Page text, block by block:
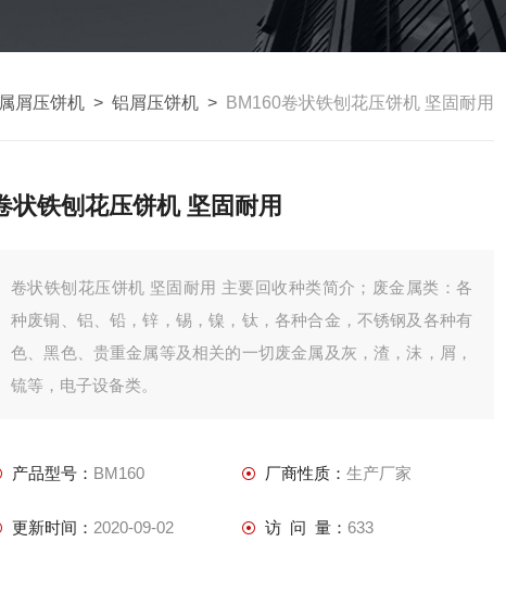
属屑压饼机 > 铝屑压饼机 > BM160卷状铁刨花压饼机 坚固耐用
状铁刨花压饼机 坚固耐用
卷状铁刨花压饼机 坚固耐用 主要回收种类简介；废金属类：各
种废铜、铝、铅，锌，锡，镍，钛，各种合金，不锈钢及各种有
色、黑色、贵重金属等及相关的一切废金属及灰，渣，沫，屑，
锍等，电子设备类。
产品型号： BM160 厂商性质： 生产厂家
更新时间： 2020-09-02 访 问 量： 633